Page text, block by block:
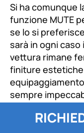
Si ha comunque
funzione MUTE
se lo si
sarà in ogni
vettura rimane
finiture
sempre
Scopri